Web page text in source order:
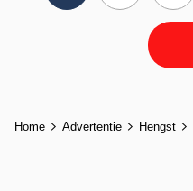
Home Advertentie Hengst